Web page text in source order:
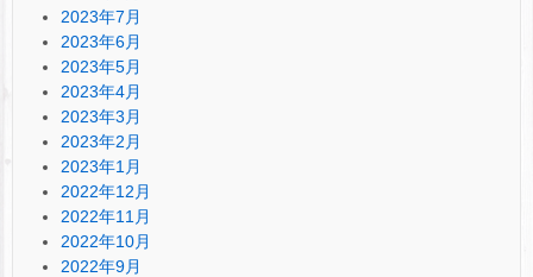
2023年7月
2023年6月
2023年5月
2023年4月
2023年3月
2023年2月
2023年1月
2022年12月
2022年11月
2022年10月
2022年9月